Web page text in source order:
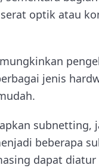
optik atau
jenis
subnetting,
beberapa
dapat diatur